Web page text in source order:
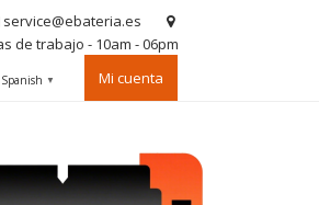
service@ebateria.es
de trabajo - 10am - 06pm
Spanish ▼ Mi cuenta